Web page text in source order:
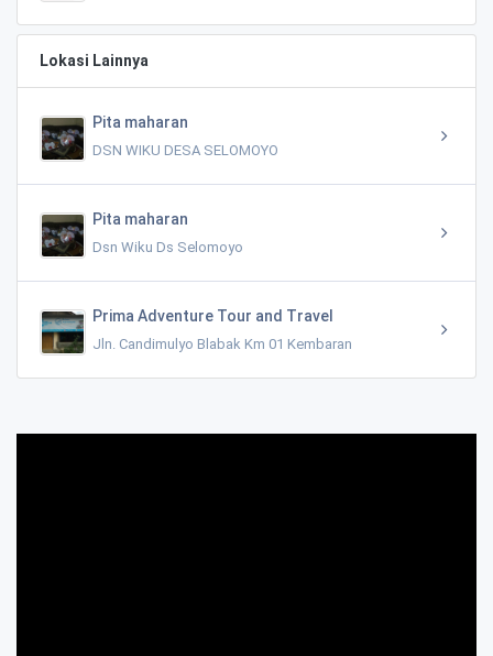
Lokasi Lainnya
Pita maharan
DSN WIKU DESA SELOMOYO
Pita maharan
Dsn Wiku Ds Selomoyo
Prima Adventure Tour and Travel
Jln. Candimulyo Blabak Km 01 Kembaran